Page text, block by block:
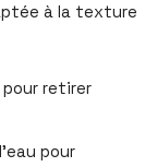
à la texture
retirer
pour